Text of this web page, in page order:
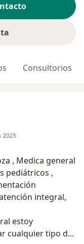
Consultorios
pediátricos ,